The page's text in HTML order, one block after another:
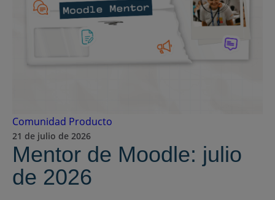
Comunidad Producto
21 de julio de 2026
Mentor de Moodle: julio
de 2026